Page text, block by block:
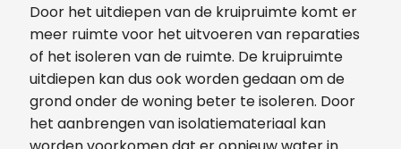
Door het uitdiepen van de kruipruimte komt er
meer ruimte voor het uitvoeren van reparaties
of het isoleren van de ruimte. De kruipruimte
uitdiepen kan dus ook worden gedaan om de
grond onder de woning beter te isoleren. Door
het aanbrengen van isolatiemateriaal kan